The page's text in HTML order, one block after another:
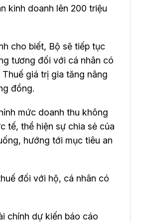
kinh doanh lên 200 triệu
cho biết, Bộ sẽ tiếp tục
tương đối với cá nhân có
giá trị gia tăng nâng
đồng.
mức doanh thu không
tế, thể hiện sự chia sẻ của
hướng tới mục tiêu an
đối với hộ, cá nhân có
chính dự kiến báo cáo